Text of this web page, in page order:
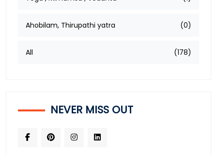
Ahobilam, Thirupathi yatra (0)
All (178)
NEVER MISS OUT